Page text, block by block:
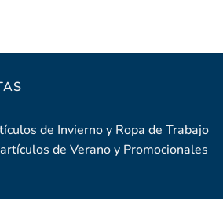
de Invierno y Ropa de Trabajo
de Verano y Promocionales